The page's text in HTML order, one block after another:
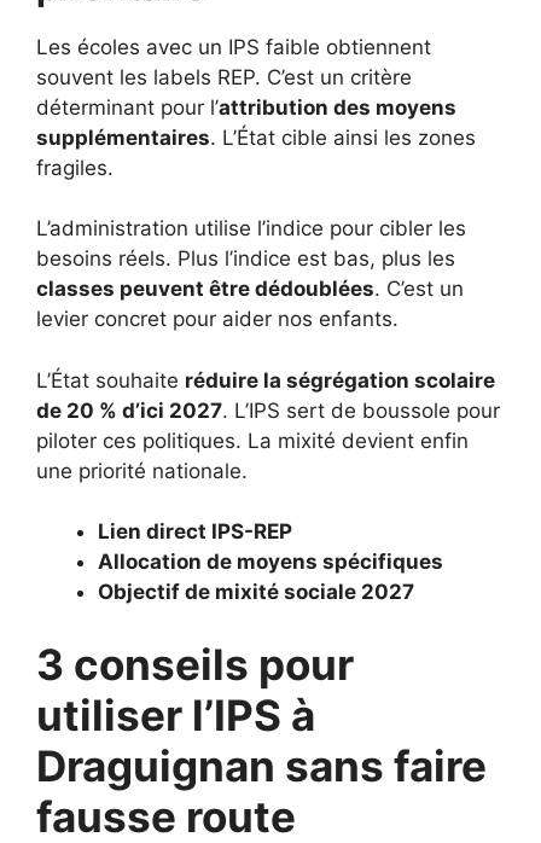
Les écoles avec un IPS faible obtiennent
souvent les labels REP. C’est un critère
déterminant pour l’attribution des moyens
supplémentaires. L’État cible ainsi les zones
fragiles.
L’administration utilise l’indice pour cibler les
besoins réels. Plus l’indice est bas, plus les
classes peuvent être dédoublées. C’est un
levier concret pour aider nos enfants.
L’État souhaite réduire la ségrégation scolaire
de 20 % d’ici 2027. L’IPS sert de boussole pour
piloter ces politiques. La mixité devient enfin
une priorité nationale.
Lien direct IPS-REP
Allocation de moyens spécifiques
Objectif de mixité sociale 2027
3 conseils pour
utiliser l’IPS à
Draguignan sans faire
fausse route